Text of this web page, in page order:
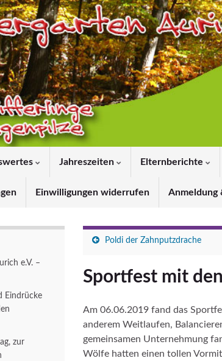
Jahreszeiten Elternberichte
Einwilligungen widerrufen Anmeldung
Poldi der Zahnputzdrache
Sportfest mit
Am 06.06.2019 fand das
anderem Weitlaufen,
gemeinsamen Unternehmung
Wölfe hatten einen tollen
e.V. –
Eindrücke
zur